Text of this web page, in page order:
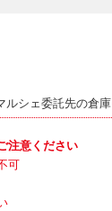
ルシェ委託先の倉
注意ください
可